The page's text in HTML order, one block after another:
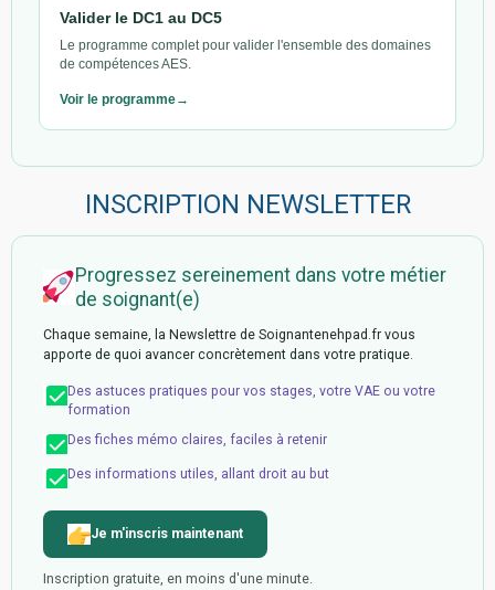
Valider le DC1 au DC5
Le programme complet pour valider l'ensemble des domaines
de compétences AES.
Voir le programme
INSCRIPTION NEWSLETTER
Progressez sereinement dans votre métier
de soignant(e)
Chaque semaine, la Newslettre de Soignantenehpad.fr vous
apporte de quoi avancer concrètement dans votre pratique.
Des astuces pratiques pour vos stages, votre VAE ou votre
formation
Des fiches mémo claires, faciles à retenir
Des informations utiles, allant droit au but
Je m'inscris maintenant
Inscription gratuite, en moins d'une minute.